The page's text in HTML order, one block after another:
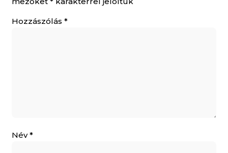
Hozzászólás *
Név*